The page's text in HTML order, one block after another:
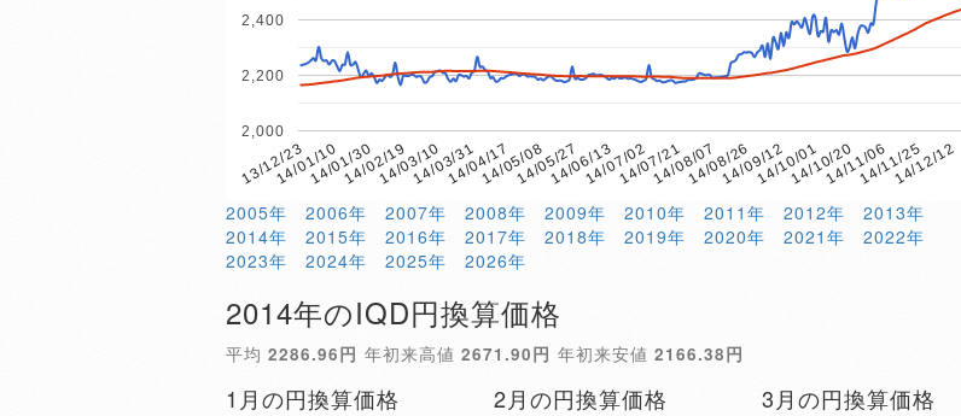
13/12/2314/01/1014/01/3014/02/1914/03/1014/03/3114/04/1714/05/0814/05/2714/06/1314/07/0214/07/2114/08/0714/08/2614/09/1214/10/0114/10/2014/11/0614/11/2514/12/12
2,000
2,200
2,400
2005年 2006年 2007年 2008年 2009年 2010年 2011年 2012年
2013年
2014年
2015年 2016年 2017年 2018年 2019年 2020年 2021年
2022年
2023年
2024年 2025年 2026年
2014年のIQD円換算価格
平均 2286.96円 年初来高値 2671.90円 年初来安値 2166.38円
1月の円換算価格 2月の円換算価格 3月の円換算価格